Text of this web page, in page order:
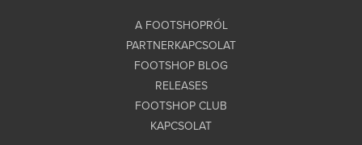
A FOOTSHOPRÓL
PARTNERKAPCSOLAT
FOOTSHOP BLOG
RELEASES
FOOTSHOP CLUB
KAPCSOLAT